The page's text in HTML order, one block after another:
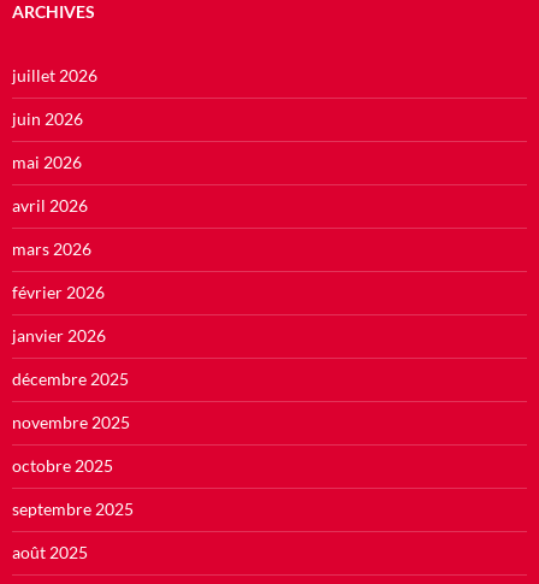
ARCHIVES
juillet 2026
juin 2026
mai 2026
avril 2026
mars 2026
février 2026
janvier 2026
décembre 2025
novembre 2025
octobre 2025
septembre 2025
août 2025